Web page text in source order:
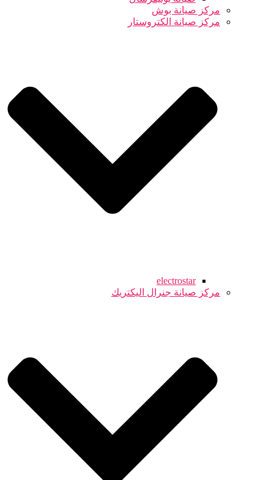
مركز صيانة بوش
مركز صيانة الكتروستار
electrostar
مركز صيانة جنرال اليكتريك